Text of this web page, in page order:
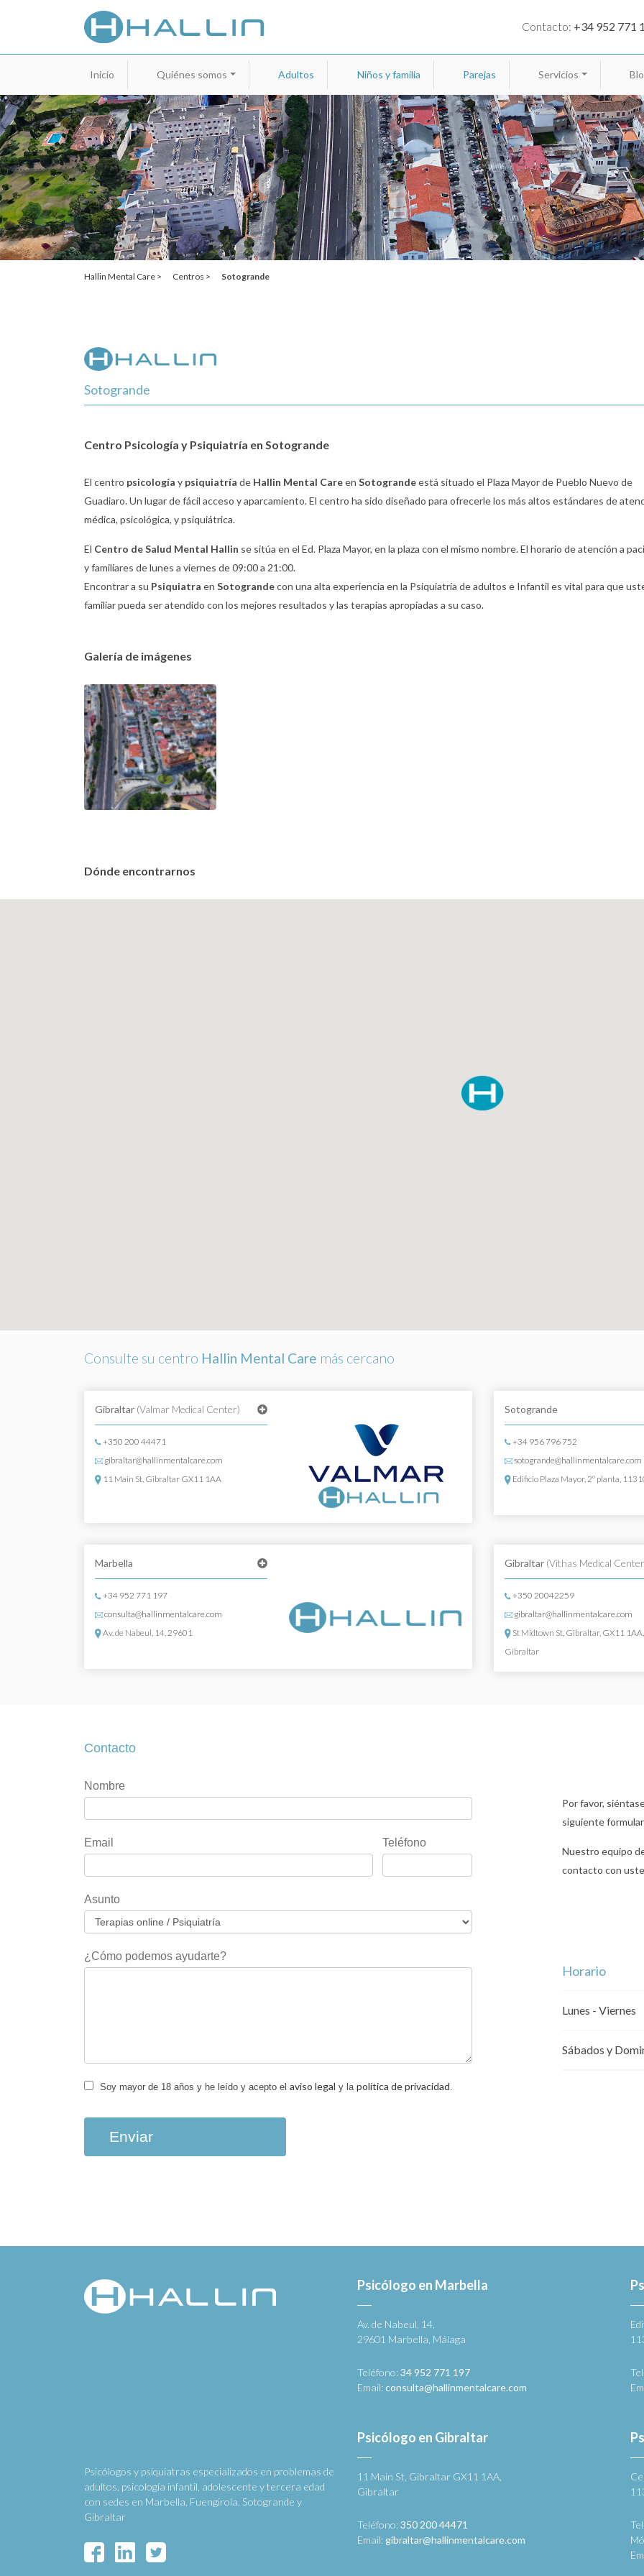
Contacto: +34 952 771
Inicio Quiénes somos Adultos Niños y familia Parejas Servicios
Hallin Mental Care > Centros > Sotogrande
Sotogrande
Centro Psicología y Psiquiatría en Sotogrande
El centro psicología y psiquiatría de Hallin Mental Careen Sotograndeestá situado el Plaza Mayor de Pueblo Nuevo de
Guadiaro. Un lugar de fácil acceso y aparcamiento. El centro ha sido diseñado para ofrecerle los más altos estándares de
médica, psicológica, y psiquiátrica.
El Centro de Salud Mental Hallin se sitúa en el Ed. Plaza Mayor, en la plaza con el mismo nombre. El horario de atención a
y familiares de lunes a viernes de 09:00 a 21:00.
Encontrar a su Psiquiatra en Sotograndecon una alta experiencia en la Psiquiatría de adultos e Infantil es vital para que
familiar pueda ser atendido con los mejores resultados y las terapias apropiadas a su caso.
Galería de imágenes
Dónde encontrarnos
Consulte su centro Hallin Mental Care más cercano
Gibraltar (Valmar Medical Center)
+350 200 44471
gibraltar@hallinmentalcare.com
11 Main St, Gibraltar GX11 1AA
Sotogrande
+34 956 796 752
sotogrande@hallinmentalcare.com
Edificio Plaza Mayor, 2º planta,
Marbella
+34 952 771 197
consulta@hallinmentalcare.com
Av. de Nabeul, 14, 29601
Gibraltar (Vithas Medical
+350 20042259
gibraltar@hallinmentalcare.com
St Midtown St, Gibraltar, GX11
Gibraltar
Contacto
Contacto
Si
eres
humano,
deja
este
blanco.
Nombre
Email Teléfono
Asunto
¿Cómo podemos ayudarte?
Soy mayor de 18 años y he leído y acepto el aviso legal y la política de privacidad
Enviar
Por favor,
siguiente
Nuestro equipo
contacto con
Horario
Lunes - Viernes
Sábados y
Psicólogos y psiquiatras especializados en problemas de
adultos, psicología infantil, adolescente y tercera edad
con sedes en Marbella, Fuengirola, Sotogrande y
Gibraltar
Psicólogo en Marbella
Av. de Nabeul, 14,
29601 Marbella, Málaga
Teléfono:34 952 771 197
Email:consulta@hallinmentalcare.com
Psicólogo en Gibraltar
11 Main St, Gibraltar GX11 1AA,
Gibraltar
Teléfono:350 200 44471
Email: gibraltar@hallinmentalcare.com